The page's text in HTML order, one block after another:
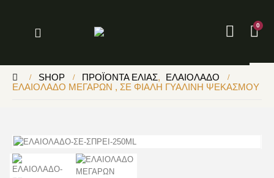
0
SHOP ΠΡΟΪΌΝΤΑ ΕΛΙΆΣ,
ΕΛΑΙΌΛΑΔΟ
ΕΛΑΙΌΛΑΔΟ ΜΕΓΆΡΩΝ , ΣΕ ΦΙΆΛΗ ΓΥΆΛΙΝΗ ΨΕΚΑΣΜΟΎ